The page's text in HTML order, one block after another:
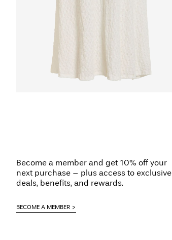
Become a member and get 10% off your
next purchase – plus access to exclusive
deals, benefits, and rewards.
BECOME A MEMBER